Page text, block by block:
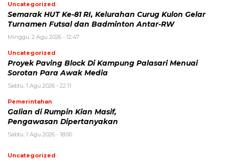
Uncategorized
Semarak HUT Ke-81 RI, Kelurahan Curug Kulon Gelar
Turnamen Futsal dan Badminton Antar-RW
Minggu, 2 Agu 2026 - 12:47
Uncategorized
Proyek Paving Block Di Kampung Palasari Menuai
Sorotan Para Awak Media
Sabtu, 1 Agu 2026 - 22:11
Pemerintahan
Galian di Rumpin Kian Masif,
Pengawasan Dipertanyakan
Sabtu, 1 Agu 2026 - 18:00
Uncategorized